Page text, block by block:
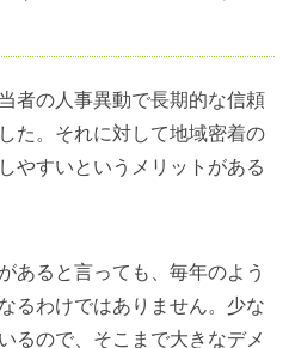
者の人事異動で長期的な信頼
た。それに対して地域密着の
やすいというメリットがある
あると言っても、毎年のよう
るわけではありません。少な
るので、そこまで大きなデメ